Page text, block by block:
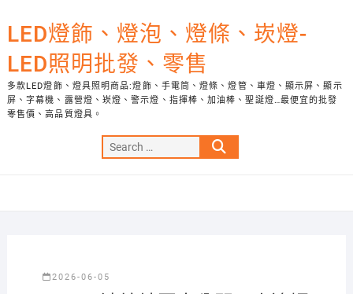
to
content
LED燈飾、燈泡、燈條、崁燈-
LED照明批發、零售
多款LED燈飾、燈具照明商品:燈飾、手電筒、燈條、燈管、車燈、顯示屏、顯示
屏、字幕機、露營燈、崁燈、警示燈、指揮棒、加油棒、聖誕燈…最便宜的批發
零售價、高品質燈具。
Search
…
2026-06-05